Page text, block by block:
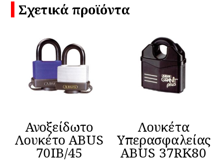
Σχετικά προϊόντα
Ανοξείδωτo
Λουκέτο ABUS
70IB/45
Λουκέτα
Υπερασφαλείας
ABUS 37RK80